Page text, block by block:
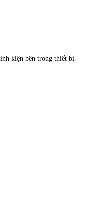
kiện bên trong thiết bị.